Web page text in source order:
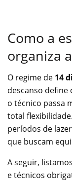
Como a
organiza
O regime de 14
descanso define
o técnico passa
total
períodos de
que buscam
A seguir,
e técnicos